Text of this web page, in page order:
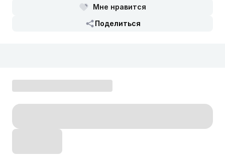
Мне нравится
Поделиться